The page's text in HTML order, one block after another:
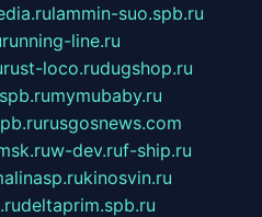
lammin-suo.spb.ru
running-line.ru
rust-loco.rudugshop.ru
mymubaby.ru
rusgosnews.com
w-dev.ruf-ship.ru
kinosvin.ru
deltaprim.spb.ru